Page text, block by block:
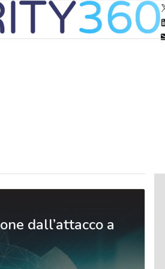
dall’attacco a